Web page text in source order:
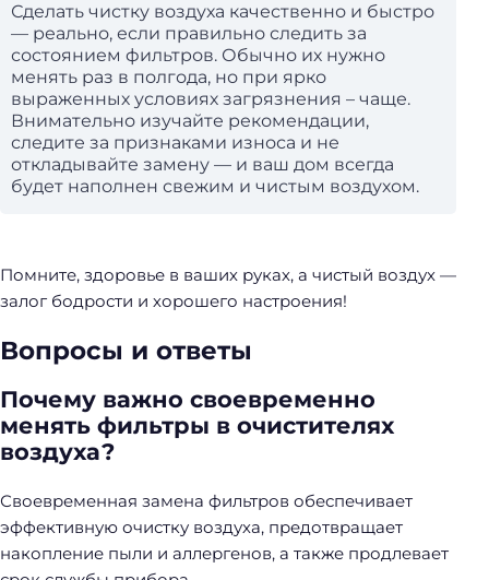
Сделать чистку воздуха качественно и быстро
— реально, если правильно следить за
состоянием фильтров. Обычно их нужно
менять раз в полгода, но при ярко
выраженных условиях загрязнения – чаще.
Внимательно изучайте рекомендации,
следите за признаками износа и не
откладывайте замену — и ваш дом всегда
будет наполнен свежим и чистым воздухом.
Помните, здоровье в ваших руках, а чистый воздух —
залог бодрости и хорошего настроения!
Вопросы и ответы
Почему важно своевременно
менять фильтры в очистителях
воздуха?
Своевременная замена фильтров обеспечивает
эффективную очистку воздуха, предотвращает
накопление пыли и аллергенов, а также продлевает